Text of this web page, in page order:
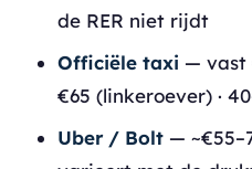
de RER niet rijdt
Officiële taxi — vast
€65 (linkeroever) ·
Uber / Bolt —